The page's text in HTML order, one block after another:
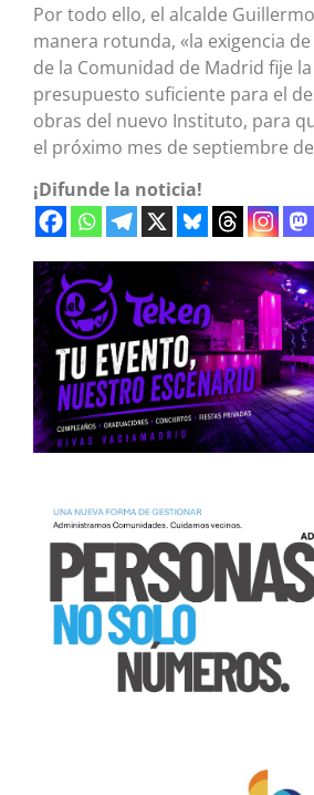
Por todo ello, el alcalde
manera rotunda, «la exigencia
de la Comunidad de Madrid fije
presupuesto suficiente para el
obras del nuevo Instituto, para
el próximo mes de septiembre de
¡Difunde la noticia!